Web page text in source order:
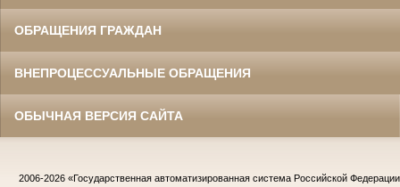
ОБРАЩЕНИЯ ГРАЖДАН
ВНЕПРОЦЕССУАЛЬНЫЕ ОБРАЩЕНИЯ
ОБЫЧНАЯ ВЕРСИЯ САЙТА
2006-2026 «Государственная автоматизированная система Российской